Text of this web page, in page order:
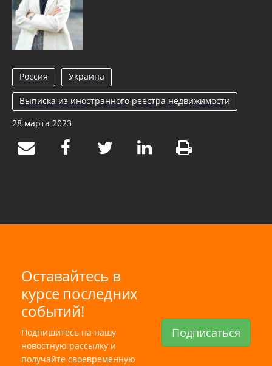
Россия Украина
Выписка из иностранного реестра недвижимости
28 марта 2023
Оставайтесь в
курсе последних
событий!
Подпишитесь на нашу
новостную рассылку и
получайте своевременную
Подписаться